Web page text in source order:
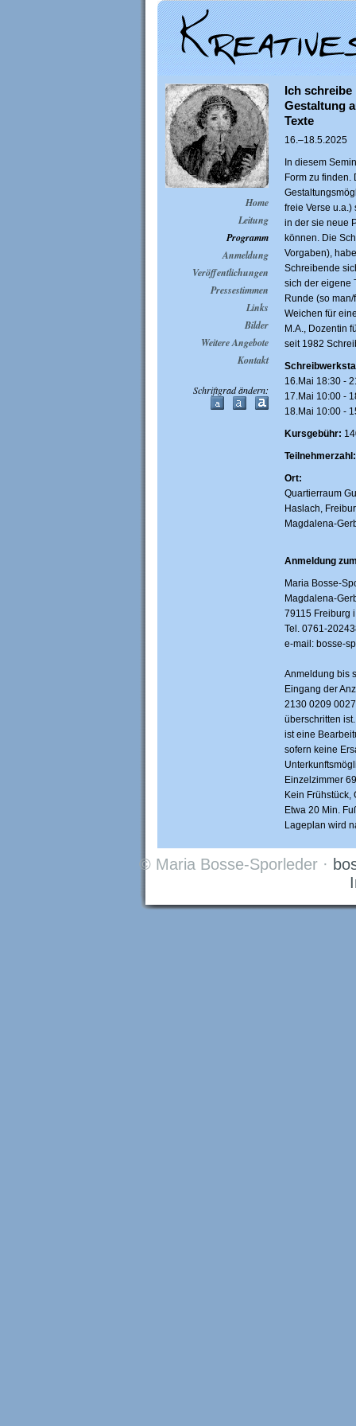
Home
Leitung
Programm
Anmeldung
Veröffentlichungen
Pressestimmen
Links
Bilder
Weitere Angebote
Kontakt
Schriftgrad ändern:
Ich
Gestaltung
Texte
16.–18.5.2025
In diesem
Form zu
freie Verse
in der sie neue
können. Die
Vorgaben),
Schreibende
sich der eigene
Runde (so
Weichen für
M.A., Dozentin
seit 1982
16.Mai 18:30 -
17.Mai 10:00 -
18.Mai 10:00 -
Kursgebühr:
Teilnehmerzahl:
Ort:
Quartierraum
Haslach,
Magdalena-
Anmeldung
Maria Bosse-
Magdalena-
79115 Freiburg
Tel. 0761-
e-mail: bosse-
Anmeldung bis
Eingang der
2130 0209
überschritten
ist eine
sofern keine
Einzelzimmer
Kein Frühstück,
Etwa 20 Min.
Lageplan wird
© Maria Bosse-Sporleder ·